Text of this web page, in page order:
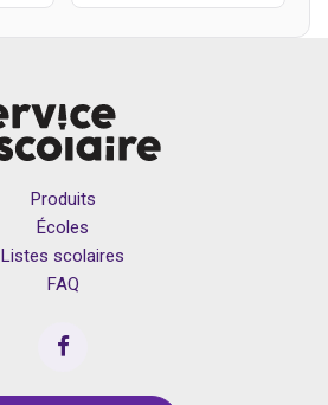
Produits
Écoles
Listes scolaires
FAQ